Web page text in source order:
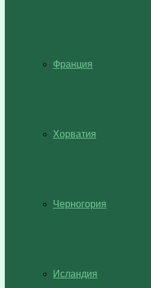
Франция
Хорватия
Черногория
Исландия